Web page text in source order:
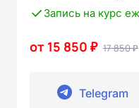
Запись на курс
от 15 850 ₽ 17 850 ₽
Telegram